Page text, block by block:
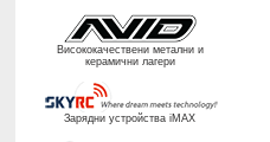
Висококачествени метални и
керамични лагери
Зарядни устройства iMAX